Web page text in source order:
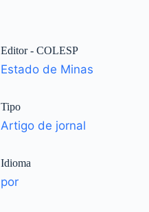
Editor - COLESP
Estado de Minas
Tipo
Artigo de jornal
Idioma
por